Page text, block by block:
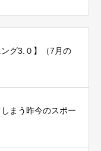
ング3.０】（7月の
まう昨今のスポー